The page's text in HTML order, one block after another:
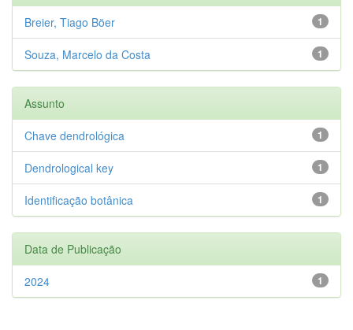
1
Breier, Tiago Böer
1
Souza, Marcelo da Costa
Assunto
1
Chave dendrológica
1
Dendrological key
1
Identificação botânica
Data de Publicação
1
2024